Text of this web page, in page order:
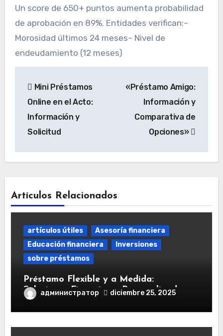
Un score de 650+ puntos aumenta probabilidad
de aprobación en 89%. Entidades verifican:–
Morosidad últimos 24 meses– Nivel de
endeudamiento (12 meses)
de
entradas
Mini Préstamos
Online en el Acto:
Información y
Solicitud
«Préstamo Amigo:
Información y
Comparativa de
Opciones»
Artículos Relacionados
artículos útiles
Asesoría financiera
Educación financiera
Inversiones
sobre préstamos
Préstamo Flexible y a Medida:
Soluciones Financieras Personalizadas
администратор diciembre 25, 2025